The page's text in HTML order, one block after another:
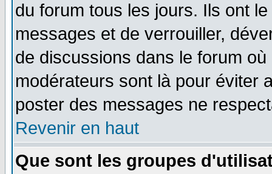
du forum tous les jours. Ils ont
messages et de verrouiller,
de discussions dans le forum
modérateurs sont là pour éviter
poster des messages ne
Revenir en haut
Que sont les groupes